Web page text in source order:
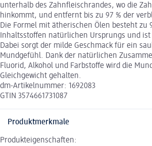
unterhalb des Zahnfleischrandes, wo die
hinkommt, und entfernt bis zu 97 % der
Die Formel mit ätherischen Ölen besteht zu
Inhaltsstoffen natürlichen Ursprungs und ist
Dabei sorgt der milde Geschmack für ein
Mundgefühl. Dank der natürlichen
Fluorid, Alkohol und Farbstoffe wird die
Gleichgewicht gehalten.
dm-Artikelnummer: 1692083
GTIN 3574661731087
Produktmerkmale
Produkteigenschaften: